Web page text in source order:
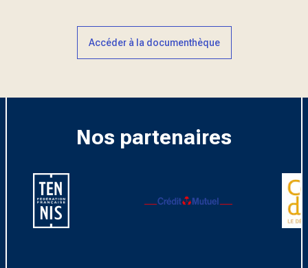
Accéder à la documenthèque
Nos partenaires